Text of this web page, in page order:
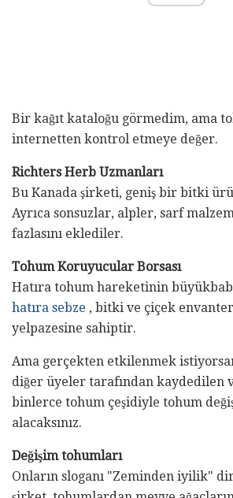
Bir kağıt kataloğu görmedim, ama
internetten kontrol etmeye değer.
Richters Herb Uzmanları
Bu Kanada şirketi, geniş bir bitki
Ayrıca sonsuzlar, alpler, sarf
fazlasını eklediler.
Tohum Koruyucular Borsası
Hatıra tohum hareketinin
hatıra sebze , bitki ve çiçek
yelpazesine sahiptir.
Ama gerçekten etkilenmek
diğer üyeler tarafından kaydedilen
binlerce tohum çeşidiyle tohum
alacaksınız.
Değişim tohumları
Onların sloganı "Zeminden iyilik"